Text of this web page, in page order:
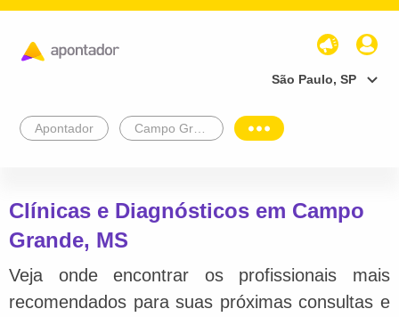
São Paulo, SP
Apontador
Clínicas e Diagnósticos em Campo
Grande, MS
Veja onde encontrar os profissionais mais
recomendados para suas próximas consultas e